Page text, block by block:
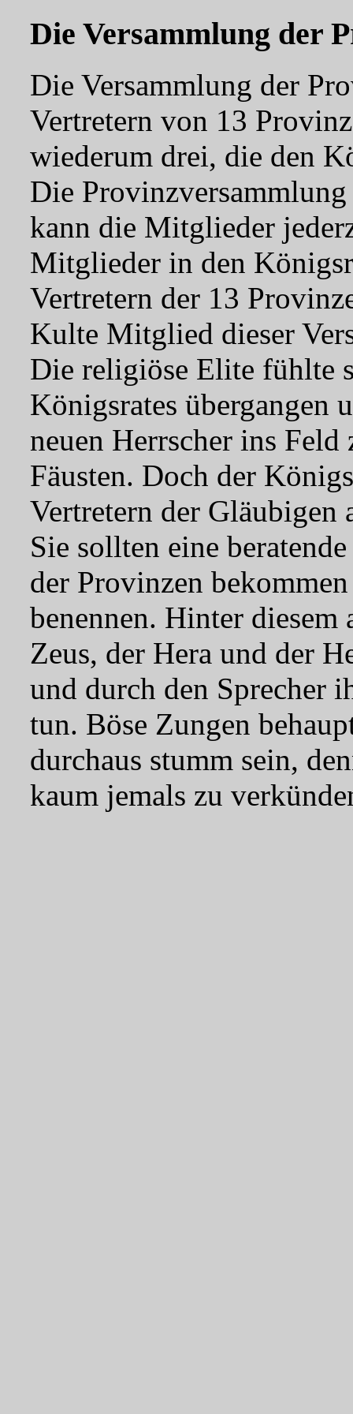
Die Versammlung der
Die Versammlung der
Vertretern von 13
wiederum drei, die den
Die
kann die Mitglieder
Mitglieder in den
Vertretern der 13
Kulte Mitglied dieser
Die religiöse Elite fühlte
Königsrates übergangen
neuen Herrscher ins
Fäusten. Doch der
Vertretern der Gläubigen
Sie sollten eine
der Provinzen
benennen. Hinter diesem
Zeus, der Hera und der
und durch den Sprecher
tun. Böse Zungen
durchaus stumm sein,
kaum jemals zu